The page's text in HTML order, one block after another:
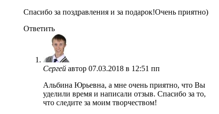
Спасибо за поздравления и за подарок!Очень приятно)
Ответить
Сергей автор 07.03.2018 в 12:51 пп
Альбина Юрьевна, а мне очень приятно, что Вы
уделили время и написали отзыв. Спасибо за то,
что следите за моим творчеством!